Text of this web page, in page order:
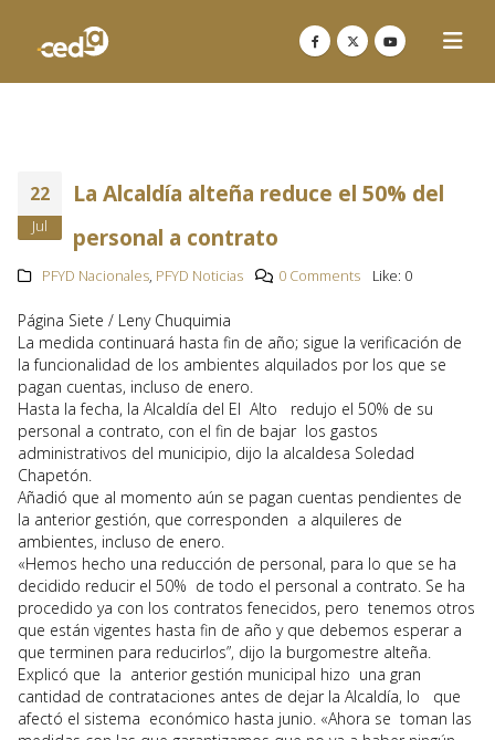
22
Jul
La Alcaldía alteña reduce el 50% del
personal a contrato
PFYD Nacionales, PFYD Noticias 0 Comments Like: 0
Página Siete / Leny Chuquimia
La medida continuará hasta fin de año; sigue la verificación de
la funcionalidad de los ambientes alquilados por los que se
pagan cuentas, incluso de enero.
Hasta la fecha, la Alcaldía del El Alto redujo el 50% de su
personal a contrato, con el fin de bajar los gastos
administrativos del municipio, dijo la alcaldesa Soledad
Chapetón.
Añadió que al momento aún se pagan cuentas pendientes de
la anterior gestión, que corresponden a alquileres de
ambientes, incluso de enero.
«Hemos hecho una reducción de personal, para lo que se ha
decidido reducir el 50% de todo el personal a contrato. Se ha
procedido ya con los contratos fenecidos, pero tenemos otros
que están vigentes hasta fin de año y que debemos esperar a
que terminen para reducirlos”, dijo la burgomestre alteña.
Explicó que la anterior gestión municipal hizo una gran
cantidad de contrataciones antes de dejar la Alcaldía, lo que
afectó el sistema económico hasta junio. «Ahora se toman las